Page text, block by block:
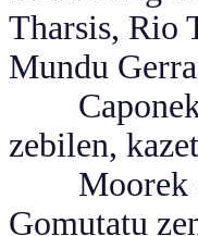
Tharsis, Rio
Mundu
Caponek
zebilen,
Moorek
Gomutatu